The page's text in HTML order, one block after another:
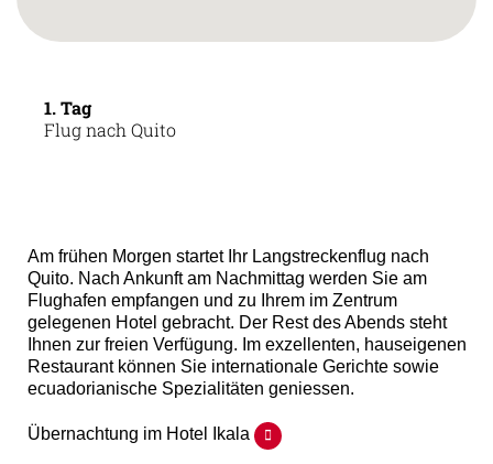
1. Tag
Flug nach Quito
Am frühen Morgen startet Ihr Langstreckenflug nach
Quito. Nach Ankunft am Nachmittag werden Sie am
Flughafen empfangen und zu Ihrem im Zentrum
gelegenen Hotel gebracht. Der Rest des Abends steht
Ihnen zur freien Verfügung. Im exzellenten, hauseigenen
Restaurant können Sie internationale Gerichte sowie
ecuadorianische Spezialitäten geniessen.
Übernachtung im Hotel Ikala